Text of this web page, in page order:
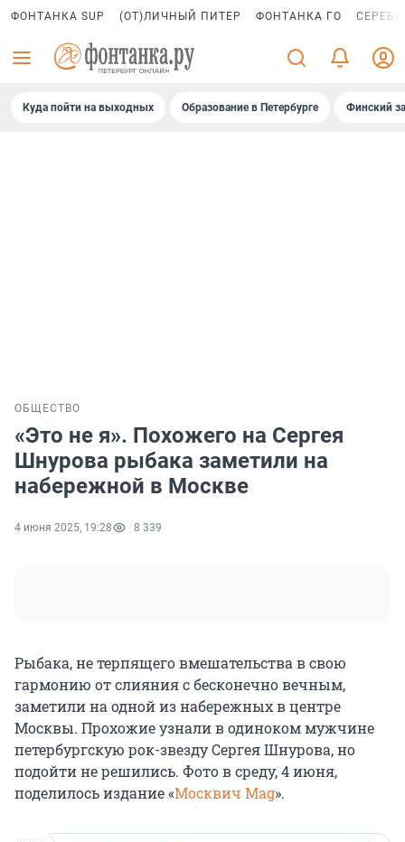
ФОНТАНКА SUP (ОТ)ЛИЧНЫЙ ПИТЕР ФОНТАНКА ГО
Куда пойти на выходных Образование в Петербурге Финский
ОБЩЕСТВО
«Это не я». Похожего на Сергея
Шнурова рыбака заметили на
набережной в Москве
4 июня 2025, 19:28 8 339
Рыбака, не терпящего вмешательства в свою
гармонию от слияния с бесконечно вечным,
заметили на одной из набережных в центре
Москвы. Прохожие узнали в одиноком мужчине
петербургскую рок-звезду Сергея Шнурова, но
подойти не решились. Фото в среду, 4 июня,
поделилось издание «Москвич Mag».